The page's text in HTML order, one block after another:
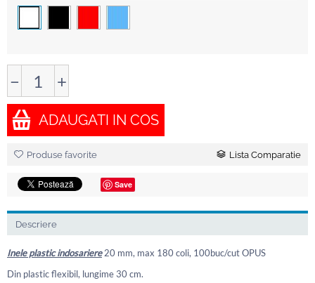
− +
ADAUGATI IN COS
Produse favorite Lista Comparatie
Save
Descriere
Inele plastic indosariere20 mm, max 180 coli, 100buc/cut OPUS
Din plastic flexibil, lungime 30 cm.